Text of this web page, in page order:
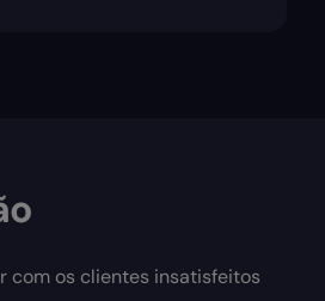
com os clientes insatisfeitos